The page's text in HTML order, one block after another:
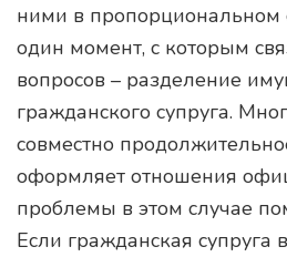
ними в пропорциональном
один момент, с которым
вопросов – разделение
гражданского супруга.
совместно
оформляет отношения
проблемы в этом случае
Если гражданская супруга